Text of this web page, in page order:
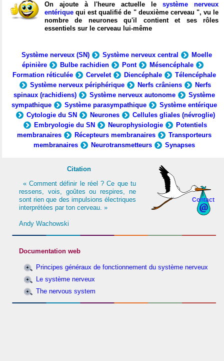
On ajoute à l'heure actuelle le système nerveux
entérique qui est qualifié de " deuxième cerveau ", vu le
nombre de neurones qu'il contient et ses rôles
essentiels sur le cerveau lui-même
Système nerveux (SN) Système nerveux central
Moelle
épinière
Bulbe rachidien Pont
Mésencéphale
Formation réticulée
Cervelet Diencéphale
Télencéphale
Système nerveux périphérique
Nerfs crâniens
Nerfs
spinaux (rachidiens)
Système nerveux autonome
Système
sympathique
Système parasympathique
Système entérique
Cytologie du SN
Neurones
Cellules gliales (névroglie)
Embryologie du SN
Neurophysiologie
Potentiels
membranaires
Récepteurs membranaires
Transporteurs
membranaires
Neurotransmetteurs Synapses
Contact
Citation
« Comment définir le réel ? Ce que tu
ressens, vois, goûtes ou respires, ne
sont rien que des impulsions électriques
interprétées par ton cerveau. »
Andy Wachowski
Documentation web
Principes généraux de fonctionnement du système nerveux
Le système nerveux
The nervous system